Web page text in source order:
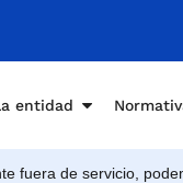
entidad
fuera de servicio,